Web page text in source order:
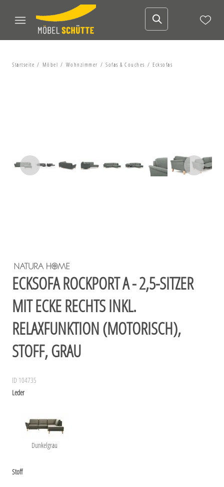
Startseite Möbel Wohnzimmer Sofas & Couches Ecksofas
ECKSOFA ROCKPORT A - 2,5-SITZER
MIT ECKE RECHTS INKL.
RELAXFUNKTION (MOTORISCH),
STOFF, GRAU
ID 104735
Leder
Dunkelgrau
Stoff